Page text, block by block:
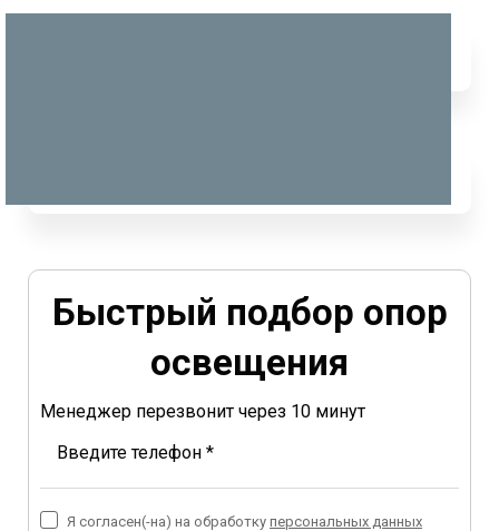
Быстрый подбор опор
освещения
Менеджер перезвонит через 10 минут
Введите телефон *
Я согласен(-на) на обработку персональных данных